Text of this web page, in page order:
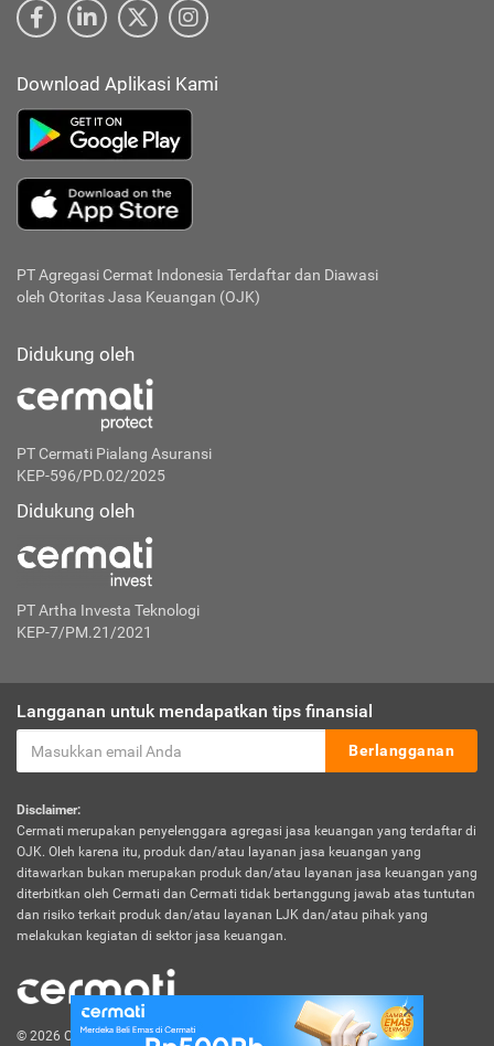
Download Aplikasi Kami
PT Agregasi Cermat Indonesia Terdaftar dan Diawasi
oleh Otoritas Jasa Keuangan (OJK)
Didukung oleh
PT Cermati Pialang Asuransi
KEP-596/PD.02/2025
Didukung oleh
PT Artha Investa Teknologi
KEP-7/PM.21/2021
Langganan untuk mendapatkan tips finansial
Berlangganan
Disclaimer:
Cermati merupakan penyelenggara agregasi jasa keuangan yang terdaftar di
OJK. Oleh karena itu, produk dan/atau layanan jasa keuangan yang
ditawarkan bukan merupakan produk dan/atau layanan jasa keuangan yang
diterbitkan oleh Cermati dan Cermati tidak bertanggung jawab atas tuntutan
dan risiko terkait produk dan/atau layanan LJK dan/atau pihak yang
melakukan kegiatan di sektor jasa keuangan.
© 2026 Cermati. All Rights Reserved.